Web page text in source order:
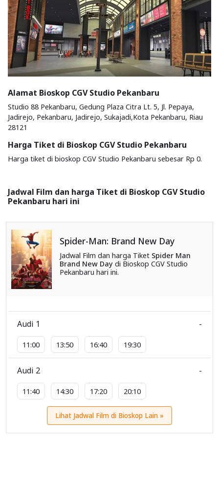
Alamat Bioskop CGV Studio Pekanbaru
Studio 88 Pekanbaru, Gedung Plaza Citra Lt. 5, Jl. Pepaya,
Jadirejo, Pekanbaru, Jadirejo, Sukajadi,Kota Pekanbaru, Riau
28121
Harga Tiket di Bioskop CGV Studio Pekanbaru
Harga tiket di bioskop CGV Studio Pekanbaru sebesar Rp 0.
Jadwal Film dan harga Tiket di Bioskop CGV Studio
Pekanbaru hari ini
Spider-Man: Brand New Day
Jadwal Film dan harga Tiket Spider Man
Brand New Daydi Bioskop CGV Studio
Pekanbaru hari ini.
Audi 1
11:00 13:50 16:40 19:30
-
Audi 2
11:40 14:30 17:20 20:10
-
Lihat Jadwal Film di Bioskop Lain »